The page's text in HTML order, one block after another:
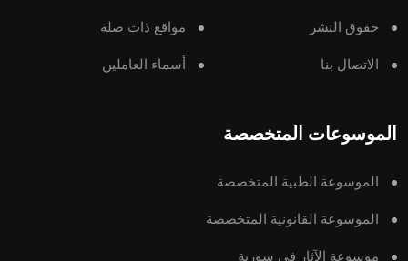
حقوق النشر مواقع ذات صلة
الاتصال بنا أسماء العاملين
الموسوعات المتخصصة
الموسوعة الطبية المتخصصة
الموسوعة القانونية المتخصصة
موسوعة الآثار في سورية